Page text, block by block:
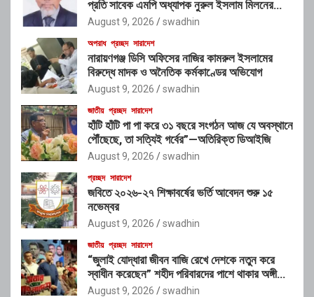
প্রতি সাবেক এমপি অধ্যাপক নুরুল ইসলাম মিলনের
আহ্বান
August 9, 2026 swadhin
অপরাধ প্রচ্ছদ সারাদেশ
নারায়ণগঞ্জ ডিসি অফিসের নাজির কামরুল ইসলামের
বিরুদ্ধে মাদক ও অনৈতিক কর্মকাণ্ডের অভিযোগ
August 9, 2026 swadhin
জাতীয় প্রচ্ছদ সারাদেশ
হাঁটি হাঁটি পা পা করে ৩১ বছরে সংগঠন আজ যে অবস্থানে
পৌঁছেছে, তা সত্যিই গর্বের”—অতিরিক্ত ডিআইজি
August 9, 2026 swadhin
প্রচ্ছদ সারাদেশ
জবিতে ২০২৬-২৭ শিক্ষাবর্ষের ভর্তি আবেদন শুরু ১৫
নভেম্বর
August 9, 2026 swadhin
জাতীয় প্রচ্ছদ সারাদেশ
“জুলাই যোদ্ধারা জীবন বাজি রেখে দেশকে নতুন করে
স্বাধীন করেছেন” শহীদ পরিবারদের পাশে থাকার অঙ্গীকার
গণপূর্তমন্ত্রীর
August 9, 2026 swadhin